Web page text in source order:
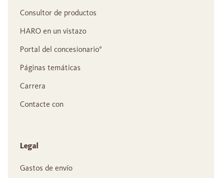
Consultor de productos
HARO en un vistazo
Portal del concesionario°
Páginas temáticas
Carrera
Contacte con
Legal
Gastos de envío